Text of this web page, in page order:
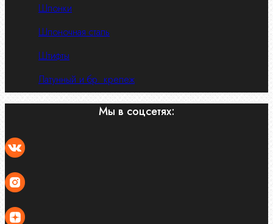
Шпонки
Шпоночная сталь
Штифты
Латунный и бр. крепеж
Мы в соцсетях: